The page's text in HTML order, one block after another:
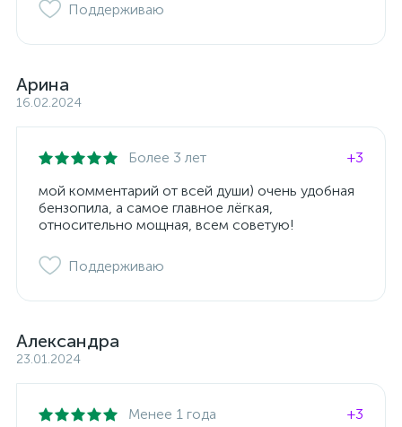
Поддерживаю
Арина
16.02.2024
Более 3 лет
+3
мой комментарий от всей души) очень удобная
бензопила, а самое главное лёгкая,
относительно мощная, всем советую!
Поддерживаю
Александра
23.01.2024
Менее 1 года
+3